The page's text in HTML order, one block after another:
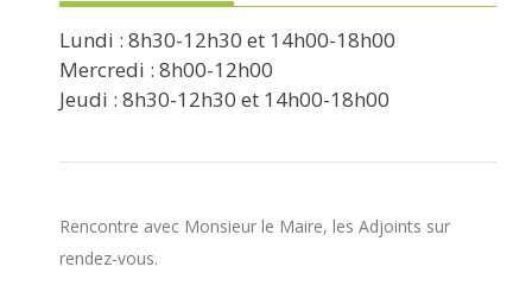
Lundi : 8h30-12h30 et 14h00-18h00
Mercredi : 8h00-12h00
Jeudi : 8h30-12h30 et 14h00-18h00
Rencontre avec Monsieur le Maire, les Adjoints sur
rendez-vous.